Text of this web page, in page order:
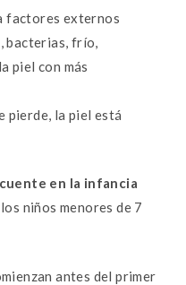
factores externos
bacterias, frío,
piel con más
pierde, la piel está
en la infancia
niños menores de 7
antes del primer